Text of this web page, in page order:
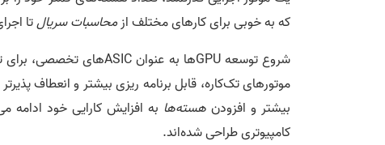
که به خوبی برای کارهای مختلف ازمحاسبات سریالتا
شروع توسعه GPUها به عنوان ASIC­های تخصصی، برای تسریع وظایف
موتورهای تک‌­کاره، قابل برنامه ریزی بیشتر و انعطاف
بیش­تر و افزودنهسته‌ها به افزایش کارایی خود ادامه
کامپیوتری طراحی شده‌اند.